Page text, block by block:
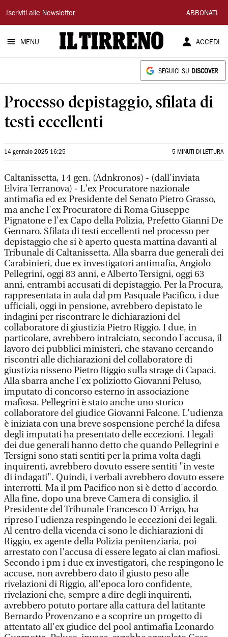
Il
Tirreno
Iscriviti alle Newsletter ABBONATI
MENU ACCEDI
SEGUICI SU DISCOVER
Processo depistaggio, sfilata di
testi eccellenti
14 gennaio 2025 16:25 5 MINUTI DI LETTURA
Caltanissetta, 14 gen. (Adnkronos) - (dall'inviata
Elvira Terranova) - L'ex Procuratore nazionale
antimafia ed ex Presidente del Senato Pietro Grasso,
ma anche l'ex Procuratore di Roma Giuseppe
Pignatone e l'ex Capo della Polizia, Prefetto Gianni De
Gennaro. Sfilata di testi eccellenti nel processo per
depistaggio che si è aperto questa mattina davanti al
Tribunale di Caltanissetta. Alla sbarra due generali dei
Carabinieri, due ex investigatori antimafia, Angiolo
Pellegrini, oggi 83 anni, e Alberto Tersigni, oggi 63
anni, entrambi accusati di depistaggio. Per la Procura,
rappresentata in aula dal pm Pasquale Pacifico, i due
ufficiali, oggi in pensione, avrebbero depistato le
indagini per riscontrare le dichiarazioni del
collaboratore di giustizia Pietro Riggio. I due, in
particolare, avrebbero intralciato, secondo l'accusa, il
lavoro dei pubblici ministeri, che stavano cercando
riscontri alle dichiarazioni del collaboratore di
giustizia nisseno Pietro Riggio sulla strage di Capaci.
Alla sbarra anche l'ex poliziotto Giovanni Peluso,
imputato di concorso esterno in associazione
mafiosa. Pellegrini è stato anche uno storico
collaboratore del giudice Giovanni Falcone. L'udienza
è iniziata con una breve sospensione perché la difesa
degli imputati ha presentato delle eccezioni. I legali
dei due generali hanno detto che quando Pellegrini e
Tersigni sono stati sentiti per la prima volta dagli
inquirenti, avrebbero dovuto essere sentiti "in veste
di indagati". Quindi, i verbali avrebbero dovuto essere
interrotti. Ma il pm Pacifico non si è detto d'accordo.
Alla fine, dopo una breve Camera di consiglio, il
Presidente del Tribunale Francesco D'Arrigo, ha
ripreso l'udienza respingendo le eccezioni dei legali.
Al centro della vicenda ci sono le dichiarazioni di
Riggio, ex agente della Polizia penitenziaria, poi
arrestato con l'accusa di essere legato ai clan mafiosi.
Secondo i pm i due ex investigatori, che respingono le
accuse, non avrebbero dato il giusto peso alle
rivelazioni di Riggio, all'epoca loro confidente,
rivelazioni che, sempre a dire degli inquirenti,
avrebbero potuto portare alla cattura del latitante
Bernardo Provenzano e a scoprire un progetto di
attentato all'ex giudice del pool antimafia Leonardo